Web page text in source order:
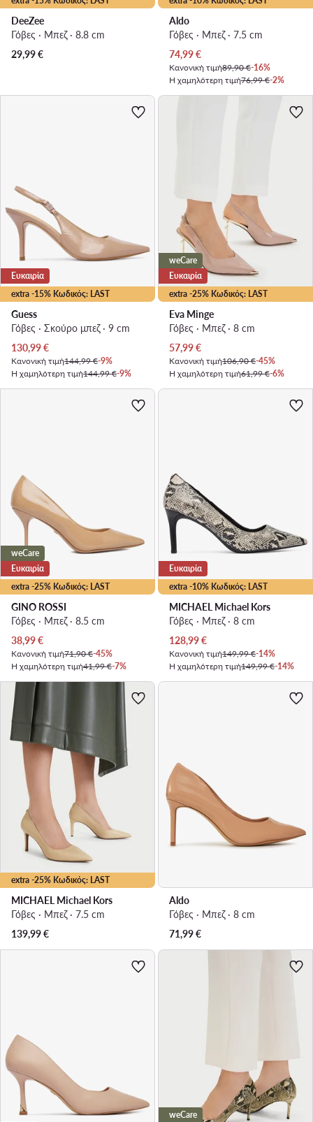
DeeZee
Γόβες · Μπεζ · 8.8 cm
29,99€
Aldo
Γόβες · Μπεζ · 7.5 cm
Τρέχουσα τιμή
74,99€
Κανονική τιμή89,90 €-16%
Η χαμηλότερη τιμή76,99 €-2%
extra -15% Κωδικός: LAST
Ευκαιρία
Guess
Γόβες · Σκούρο μπεζ · 9 cm
Τρέχουσα τιμή
130,99€
Κανονική τιμή144,99 €-9%
Η χαμηλότερη τιμή144,99 €-9%
extra -25% Κωδικός: LAST
weCare
Ευκαιρία
Eva Minge
Γόβες · Μπεζ · 8 cm
Τρέχουσα τιμή
57,99€
Κανονική τιμή106,90 €-45%
Η χαμηλότερη τιμή61,99 €-6%
extra -25% Κωδικός: LAST
weCare
Ευκαιρία
GINO ROSSI
Γόβες · Μπεζ · 8.5 cm
Τρέχουσα τιμή
38,99€
Κανονική τιμή71,90 €-45%
Η χαμηλότερη τιμή41,99 €-7%
extra -10% Κωδικός: LAST
Ευκαιρία
MICHAEL Michael Kors
Γόβες · Μπεζ · 8 cm
Τρέχουσα τιμή
128,99€
Κανονική τιμή149,99 €-14%
Η χαμηλότερη τιμή149,99 €-14%
extra -25% Κωδικός: LAST
MICHAEL Michael Kors
Γόβες · Μπεζ · 7.5 cm
139,99€
Aldo
Γόβες · Μπεζ · 8 cm
71,99€
weCare